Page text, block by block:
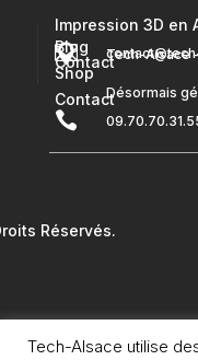
Impression 3D en
Contact
Blog
Shop
Contact

 Tech-Alsace
Désormais

Réservés.
Tech-Alsace utilise